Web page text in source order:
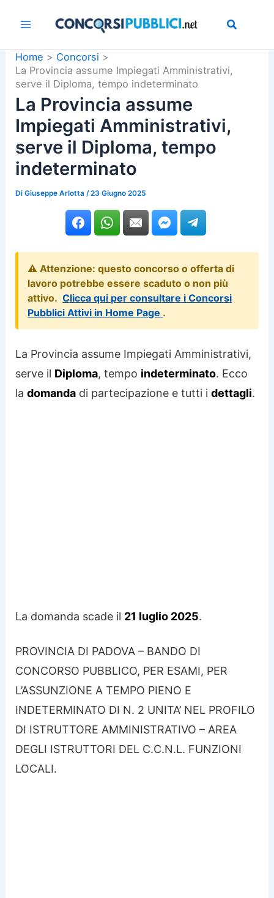
Home
Concorsi
La Provincia assume Impiegati Amministrativi,
serve il Diploma, tempo indeterminato
La Provincia assume
Impiegati Amministrativi,
serve il Diploma, tempo
indeterminato
DiGiuseppe Arlotta /23 Giugno 2025
⚠️ Attenzione: questo concorso o offerta di
lavoro potrebbe essere scaduto o non più
attivo. Clicca qui per consultare i Concorsi
Pubblici Attivi in Home Page .
La Provincia assume Impiegati Amministrativi,
serve il Diploma, tempo indeterminato. Ecco
ladomanda di partecipazione e tutti idettagli.
La domanda scade il 21 luglio 2025.
PROVINCIA DI PADOVA – BANDO DI
CONCORSO PUBBLICO, PER ESAMI, PER
L’ASSUNZIONE A TEMPO PIENO E
INDETERMINATO DI N. 2 UNITA’ NEL PROFILO
DI ISTRUTTORE AMMINISTRATIVO – AREA
DEGLI ISTRUTTORI DEL C.C.N.L. FUNZIONI
LOCALI.